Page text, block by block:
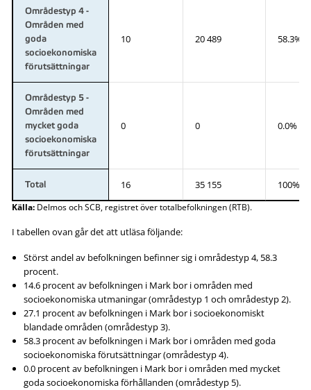
Områdestyp 4 -
Områden med
goda
socioekonomiska
förutsättningar
10 20 489 58.3%
Områdestyp 5 -
Områden med
mycket goda
socioekonomiska
förutsättningar
0 0 0.0%
Total 16 35 155 100%
Källa:Delmos och SCB, registret över totalbefolkningen (RTB).
I tabellen ovan går det att utläsa följande:
Störst andel av befolkningen befinner sig i områdestyp 4, 58.3
procent.
14.6 procent av befolkningen i Mark bor i områden med
socioekonomiska utmaningar (områdestyp 1 och områdestyp 2).
27.1 procent av befolkningen i Mark bor i socioekonomiskt
blandade områden (områdestyp 3).
58.3 procent av befolkningen i Mark bor i områden med goda
socioekonomiska förutsättningar (områdestyp 4).
0.0 procent av befolkningen i Mark bor i områden med mycket
goda socioekonomiska förhållanden (områdestyp 5).